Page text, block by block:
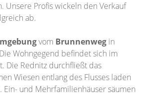
Unsere Profis wickeln den Verkauf
ab.
vom Brunnenweg in
Wohngegend befindet sich im
Die Rednitz durchfließt das
Wiesen entlang des Flusses laden
Ein- und Mehrfamilienhäuser säumen